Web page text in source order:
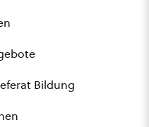
Bildung